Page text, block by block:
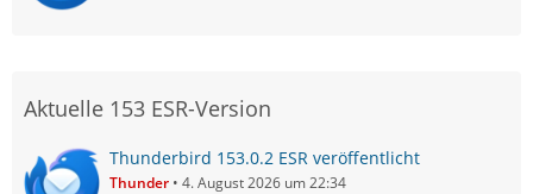
Aktuelle 153 ESR-Version
Thunderbird 153.0.2 ESR veröffentlicht
Thunder 4. August 2026 um 22:34